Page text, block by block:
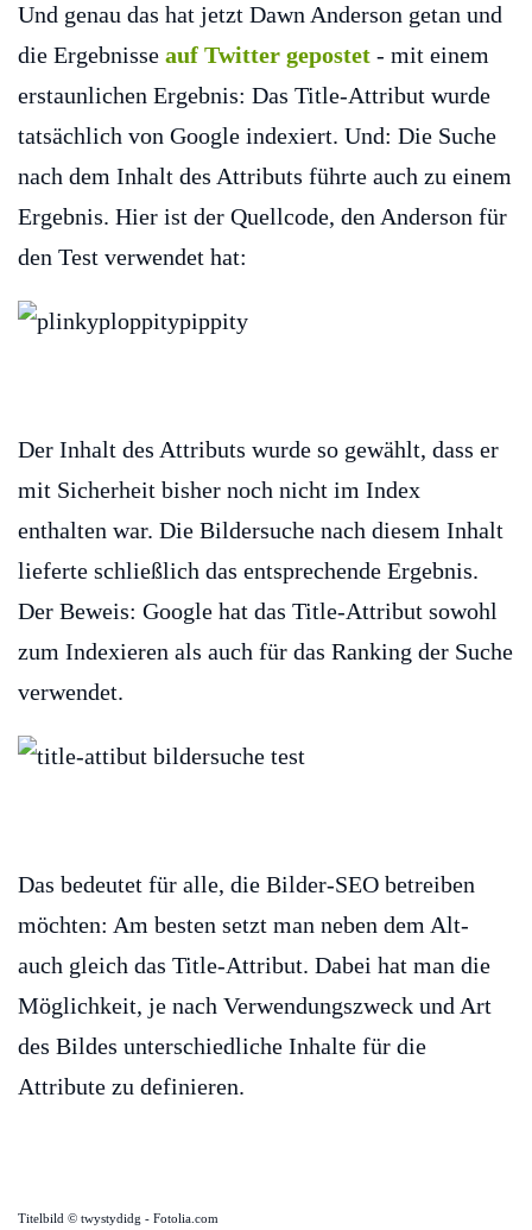
Und genau das hat jetzt Dawn Anderson getan und
die Ergebnisse auf Twitter gepostet - mit einem
erstaunlichen Ergebnis: Das Title-Attribut wurde
tatsächlich von Google indexiert. Und: Die Suche
nach dem Inhalt des Attributs führte auch zu einem
Ergebnis. Hier ist der Quellcode, den Anderson für
den Test verwendet hat:
Der Inhalt des Attributs wurde so gewählt, dass er
mit Sicherheit bisher noch nicht im Index
enthalten war. Die Bildersuche nach diesem Inhalt
lieferte schließlich das entsprechende Ergebnis.
Der Beweis: Google hat das Title-Attribut sowohl
zum Indexieren als auch für das Ranking der Suche
verwendet.
Das bedeutet für alle, die Bilder-SEO betreiben
möchten: Am besten setzt man neben dem Alt-
auch gleich das Title-Attribut. Dabei hat man die
Möglichkeit, je nach Verwendungszweck und Art
des Bildes unterschiedliche Inhalte für die
Attribute zu definieren.
Titelbild © twystydidg - Fotolia.com